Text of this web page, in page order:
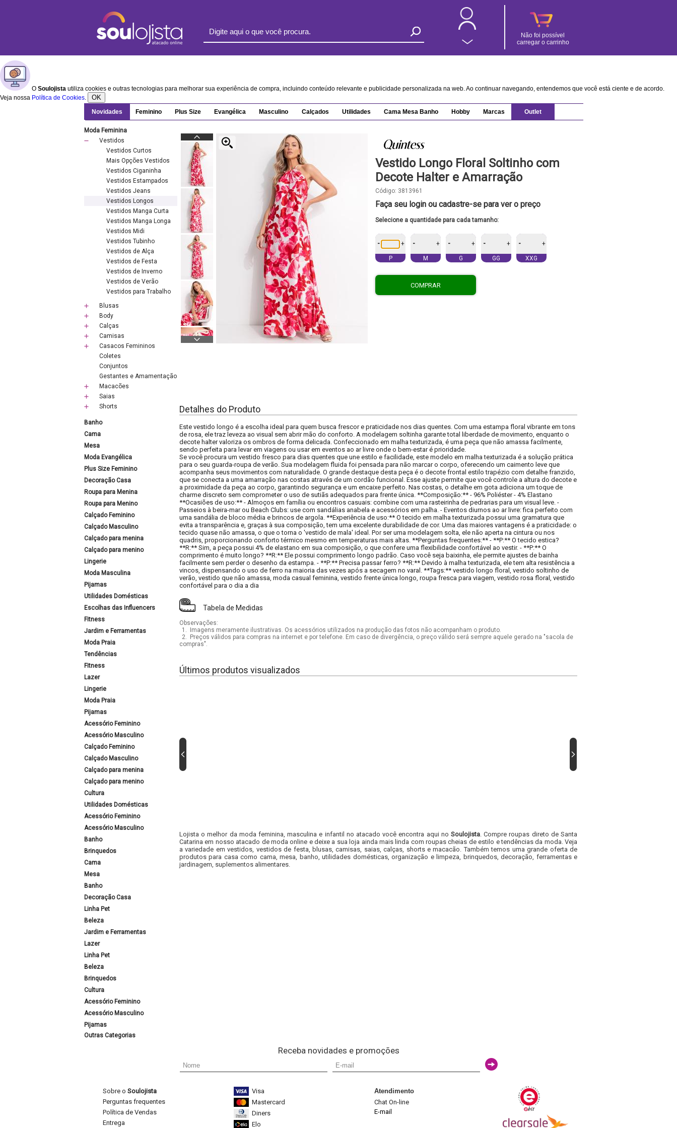
Não foi possível
carregar o carrinho
O Soulojista utiliza cookies e outras tecnologias para melhorar sua experiência de compra, incluindo conteúdo relevante e publicidade personalizada na web. Ao continuar navegando, entendemos que você está ciente e de acordo.
Veja nossa Política de Cookies. OK
Novidades Feminino Plus Size Evangélica Masculino Calçados Utilidades Cama Mesa Banho Hobby Marcas Outlet
Moda Feminina
Vestidos
Vestidos Curtos
Mais Opções Vestidos
Vestidos Ciganinha
Vestidos Estampados
Vestidos Jeans
Vestidos Longos
Vestidos Manga Curta
Vestidos Manga Longa
Vestidos Midi
Vestidos Tubinho
Vestidos de Alça
Vestidos de Festa
Vestidos de Inverno
Vestidos de Verão
Vestidos para Trabalho
Blusas
Body
Calças
Camisas
Casacos Femininos
Coletes
Conjuntos
Gestantes e Amamentação
Macacões
Saias
Shorts
Banho
Cama
Mesa
Moda Evangélica
Plus Size Feminino
Decoração Casa
Roupa para Menina
Roupa para Menino
Calçado Feminino
Calçado Masculino
Calçado para menina
Calçado para menino
Lingerie
Moda Masculina
Pijamas
Utilidades Domésticas
Escolhas das Influencers
Fitness
Jardim e Ferramentas
Moda Praia
Tendências
Fitness
Lazer
Lingerie
Moda Praia
Pijamas
Acessório Feminino
Acessório Masculino
Calçado Feminino
Calçado Masculino
Calçado para menina
Calçado para menino
Cultura
Utilidades Domésticas
Acessório Feminino
Acessório Masculino
Banho
Brinquedos
Cama
Mesa
Banho
Decoração Casa
Linha Pet
Beleza
Jardim e Ferramentas
Lazer
Linha Pet
Beleza
Brinquedos
Cultura
Acessório Feminino
Acessório Masculino
Pijamas
Outras Categorias
Vestido Longo Floral Soltinho com
Decote Halter e Amarração
Código: 3813961
Faça seu login ou cadastre-se para ver o preço
Selecione a quantidade para cada tamanho:
- +
P
- +
M
- +
G
- +
GG
- +
XXG
COMPRAR
Detalhes do Produto
Este vestido longo é a escolha ideal para quem busca frescor e praticidade nos dias quentes. Com uma estampa floral vibrante em tons
de rosa, ele traz leveza ao visual sem abrir mão do conforto. A modelagem soltinha garante total liberdade de movimento, enquanto o
decote halter valoriza os ombros de forma delicada. Confeccionado em malha texturizada, é uma peça que não amassa facilmente,
sendo perfeita para levar em viagens ou usar em eventos ao ar livre onde o bem-estar é prioridade.
Se você procura um vestido fresco para dias quentes que une estilo e facilidade, este modelo em malha texturizada é a solução prática
para o seu guarda-roupa de verão. Sua modelagem fluida foi pensada para não marcar o corpo, oferecendo um caimento leve que
acompanha seus movimentos com naturalidade. O grande destaque desta peça é o decote frontal estilo trapézio com detalhe franzido,
que se conecta a uma amarração nas costas através de um cordão funcional. Esse ajuste permite que você controle a altura do decote e
a proximidade da peça ao corpo, garantindo segurança e um encaixe perfeito. Nas costas, o detalhe em gota adiciona um toque de
charme discreto sem comprometer o uso de sutiãs adequados para frente única. **Composição:** - 96% Poliéster - 4% Elastano
**Ocasiões de uso:** - Almoços em família ou encontros casuais: combine com uma rasteirinha de pedrarias para um visual leve. -
Passeios à beira-mar ou Beach Clubs: use com sandálias anabela e acessórios em palha. - Eventos diurnos ao ar livre: fica perfeito com
uma sandália de bloco média e brincos de argola. **Experiência de uso:** O tecido em malha texturizada possui uma gramatura que
evita a transparência e, graças à sua composição, tem uma excelente durabilidade de cor. Uma das maiores vantagens é a praticidade: o
tecido quase não amassa, o que o torna o 'vestido de mala' ideal. Por ser uma modelagem solta, ele não aperta na cintura ou nos
quadris, proporcionando conforto térmico mesmo em temperaturas mais altas. **Perguntas frequentes:** - **P:** O tecido estica?
**R:** Sim, a peça possui 4% de elastano em sua composição, o que confere uma flexibilidade confortável ao vestir. - **P:** O
comprimento é muito longo? **R:** Ele possui comprimento longo padrão. Caso você seja baixinha, ele permite ajustes de bainha
facilmente sem perder o desenho da estampa. - **P:** Precisa passar ferro? **R:** Devido à malha texturizada, ele tem alta resistência a
vincos, dispensando o uso de ferro na maioria das vezes após a secagem no varal. **Tags:** vestido longo floral, vestido soltinho de
verão, vestido que não amassa, moda casual feminina, vestido frente única longo, roupa fresca para viagem, vestido rosa floral, vestido
confortável para o dia a dia
Tabela de Medidas
Observações:
1.
Imagens meramente ilustrativas. Os acessórios utilizados na produção das fotos não acompanham o produto.
2.
Preços válidos para compras na internet e por telefone. Em caso de divergência, o preço válido será sempre aquele gerado na "sacola de
compras".
Últimos produtos visualizados
Lojista o melhor da moda feminina, masculina e infantil no atacado você encontra aqui no Soulojista. Compre roupas direto de Santa
Catarina em nosso atacado de moda online e deixe a sua loja ainda mais linda com roupas cheias de estilo e tendências da moda. Veja
a variedade em vestidos, vestidos de festa, blusas, camisas, saias, calças, shorts e macacão. Também temos uma grande oferta de
produtos para casa como cama, mesa, banho, utilidades domésticas, organização e limpeza, brinquedos, decoração, ferramentas e
jardinagem, suplementos alimentares.
Receba novidades e promoções
Sobre o Soulojista
Perguntas frequentes
Política de Vendas
Entrega
Visa
Mastercard
Diners
Elo
Atendimento
Chat On-line
E-mail